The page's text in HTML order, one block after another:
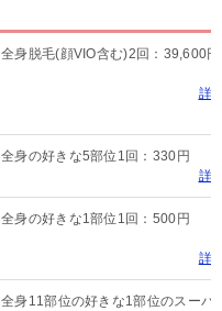
全身脱毛(顔VIO含む)2回：39,600円
詳
全身の好きな5部位1回：330円
詳
全身の好きな1部位1回：500円
詳
全身11部位の好きな1部位のスーパ